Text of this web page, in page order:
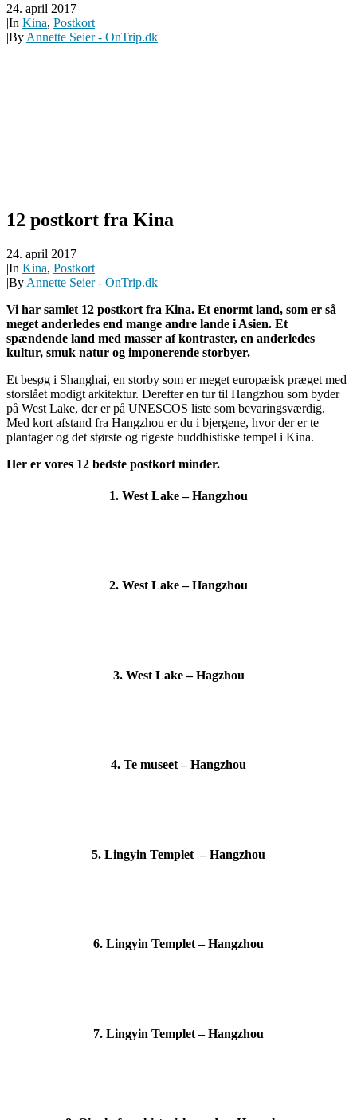
24. april 2017
|In Kina, Postkort
|By Annette Seier - OnTrip.dk
12 postkort fra Kina
24. april 2017
|In Kina, Postkort
|By Annette Seier - OnTrip.dk
Vi har samlet 12 postkort fra Kina. Et enormt land, som er så
meget anderledes end mange andre lande i Asien. Et
spændende land med masser af kontraster, en anderledes
kultur, smuk natur og imponerende storbyer.
Et besøg i Shanghai, en storby som er meget europæisk præget med
storslået modigt arkitektur. Derefter en tur til Hangzhou som byder
på West Lake, der er på UNESCOS liste som bevaringsværdig.
Med kort afstand fra Hangzhou er du i bjergene, hvor der er te
plantager og det største og rigeste buddhistiske tempel i Kina.
Her er vores 12 bedste postkort minder.
1. West Lake – Hangzhou
2. West Lake – Hangzhou
3. West Lake – Hagzhou
4. Te museet – Hangzhou
5. Lingyin Templet – Hangzhou
6. Lingyin Templet – Hangzhou
7. Lingyin Templet – Hangzhou